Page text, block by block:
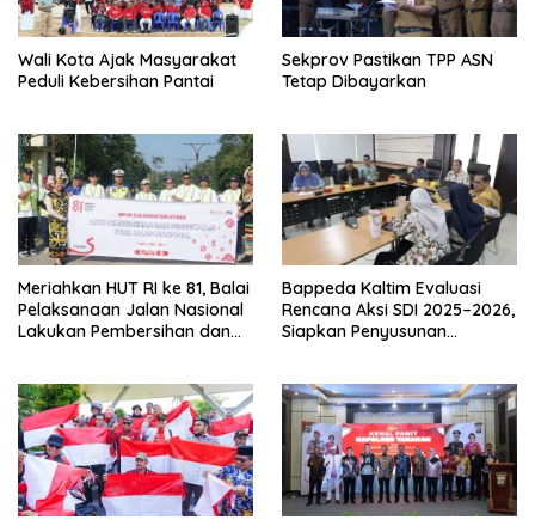
Wali Kota Ajak Masyarakat
Peduli Kebersihan Pantai
Sekprov Pastikan TPP ASN
Tetap Dibayarkan
Meriahkan HUT RI ke 81, Balai
Pelaksanaan Jalan Nasional
Lakukan Pembersihan dan
Bappeda Kaltim Evaluasi
Rencana Aksi SDI 2025–2026,
Siapkan Penyusunan